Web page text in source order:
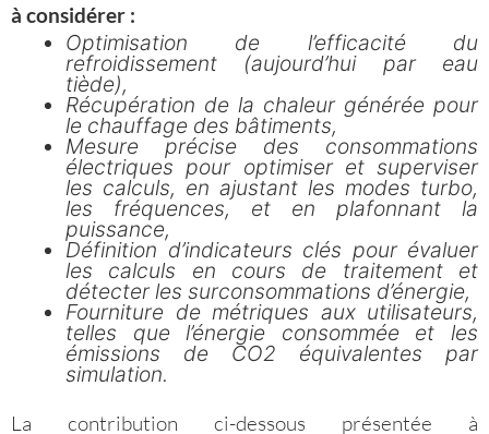
à considérer :
Optimisation de l’efficacité du
refroidissement (aujourd’hui par eau
tiède),
Récupération de la chaleur générée pour
le chauffage des bâtiments,
Mesure précise des consommations
électriques pour optimiser et superviser
les calculs, en ajustant les modes turbo,
les fréquences, et en plafonnant la
puissance,
Définition d’indicateurs clés pour évaluer
les calculs en cours de traitement et
détecter les surconsommations d’énergie,
Fourniture de métriques aux utilisateurs,
telles que l’énergie consommée et les
émissions de CO2 équivalentes par
simulation.
La contribution ci-dessous présentée à